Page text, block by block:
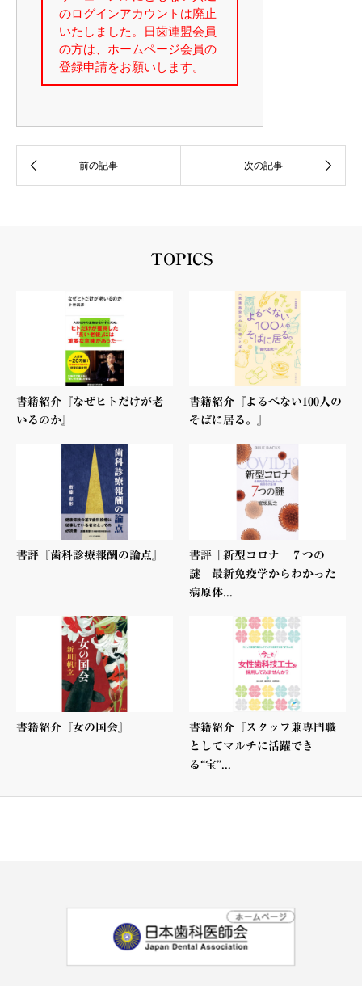
TOPICS
書籍紹介『なぜヒトだけが老
いるのか』
書籍紹介『よるべない100人の
そばに居る。』
書評『歯科診療報酬の論点』
書評「新型コロナ ７つの
謎 最新免疫学からわかった
病原体...
書籍紹介『女の国会』
書籍紹介『スタッフ兼専門職
としてマルチに活躍でき
る“宝”...